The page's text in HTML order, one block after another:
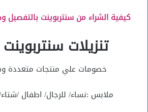
كيفية الشراء من سنتربوينت
تنزيلات
خصومات علي منتجات متعددة
ملابس :نساء/ للرجال/ اطفال /